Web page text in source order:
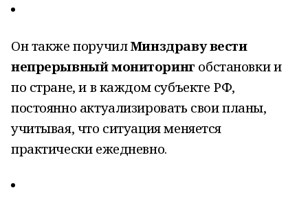
Он также поручилМинздраву вести
непрерывный мониторинг обстановки и
по стране, и в каждом субъекте РФ,
постоянно актуализировать свои планы,
учитывая, что ситуация меняется
практически ежедневно.